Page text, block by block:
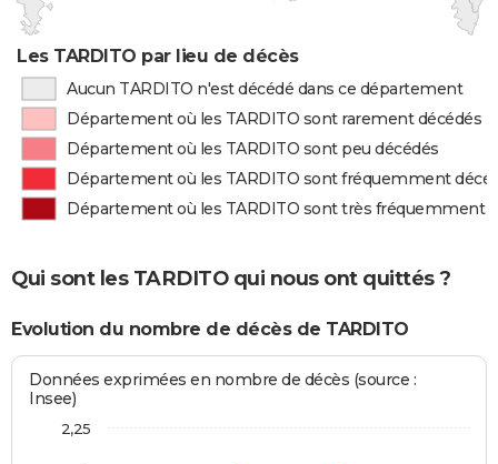
Les TARDITO par lieu de décès
Aucun TARDITO n'est décédé dans ce département
Département où les TARDITO sont rarement décédés
Département où les TARDITO sont peu décédés
Département où les TARDITO sont fréquemment
Département où les TARDITO sont très fréquemment
Qui sont les TARDITO qui nous ont quittés ?
Evolution du nombre de décès de TARDITO
Données exprimées en nombre de décès (source :
Insee)
2,25